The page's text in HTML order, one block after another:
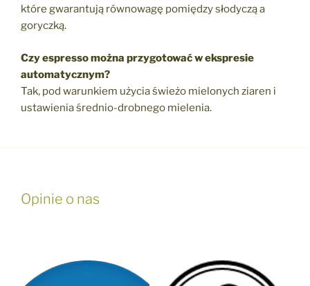
które gwarantują równowagę pomiędzy słodyczą a
goryczką.
Czy espresso można przygotować w ekspresie
automatycznym?
Tak, pod warunkiem użycia świeżo mielonych ziaren i
ustawienia średnio-drobnego mielenia.
Opinie o nas